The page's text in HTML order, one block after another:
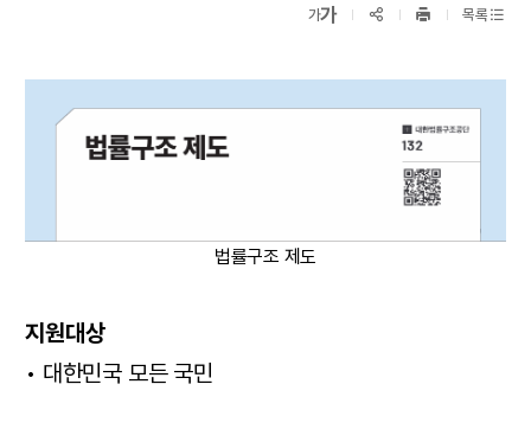
가축소보기
가확대보기SNS공유
프린트
목록
법률구조 제도
지원대상
• 대한민국 모든 국민